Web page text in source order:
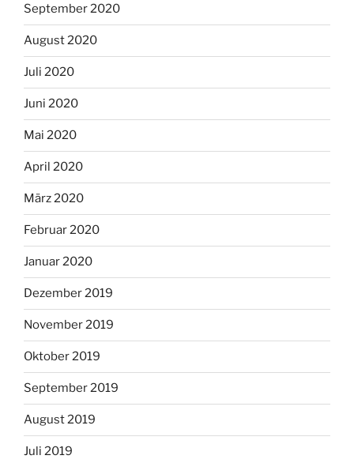
September 2020
August 2020
Juli 2020
Juni 2020
Mai 2020
April 2020
März 2020
Februar 2020
Januar 2020
Dezember 2019
November 2019
Oktober 2019
September 2019
August 2019
Juli 2019